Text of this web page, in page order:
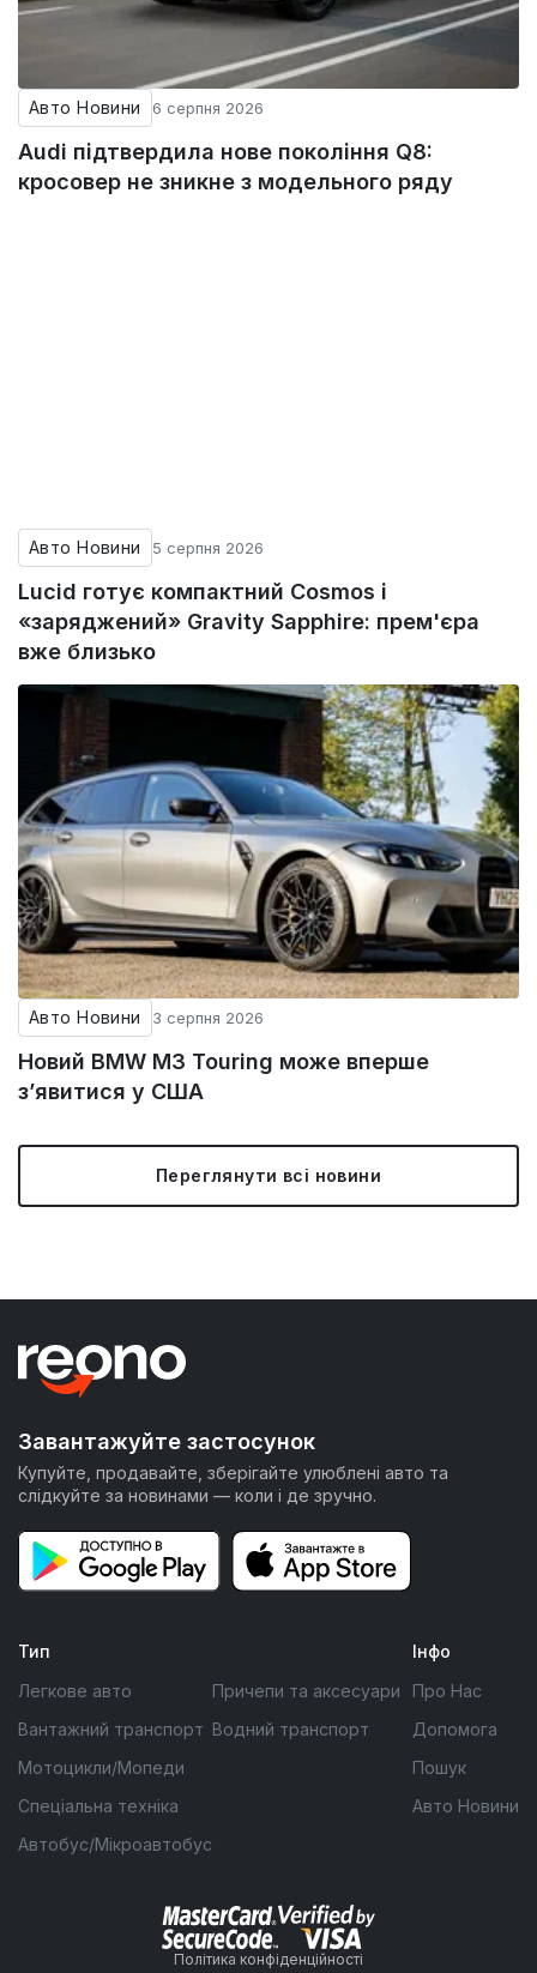
Авто Новини 6 серпня 2026
Audi підтвердила нове покоління Q8:
кросовер не зникне з модельного ряду
Авто Новини 5 серпня 2026
Lucid готує компактний Cosmos і
«заряджений» Gravity Sapphire: прем'єра
вже близько
Авто Новини 3 серпня 2026
Новий BMW M3 Touring може вперше
з’явитися у США
Переглянути всі новини
Завантажуйте застосунок
Купуйте, продавайте, зберігайте улюблені авто та
слідкуйте за новинами — коли і де зручно.
Тип
Легкове авто
Вантажний транспорт
Мотоцикли/Мопеди
Спеціальна техніка
Автобус/Мікроавтобус
Причепи та аксесуари
Водний транспорт
Інфо
Про Нас
Допомога
Пошук
Авто Новини
Політика конфіденційності